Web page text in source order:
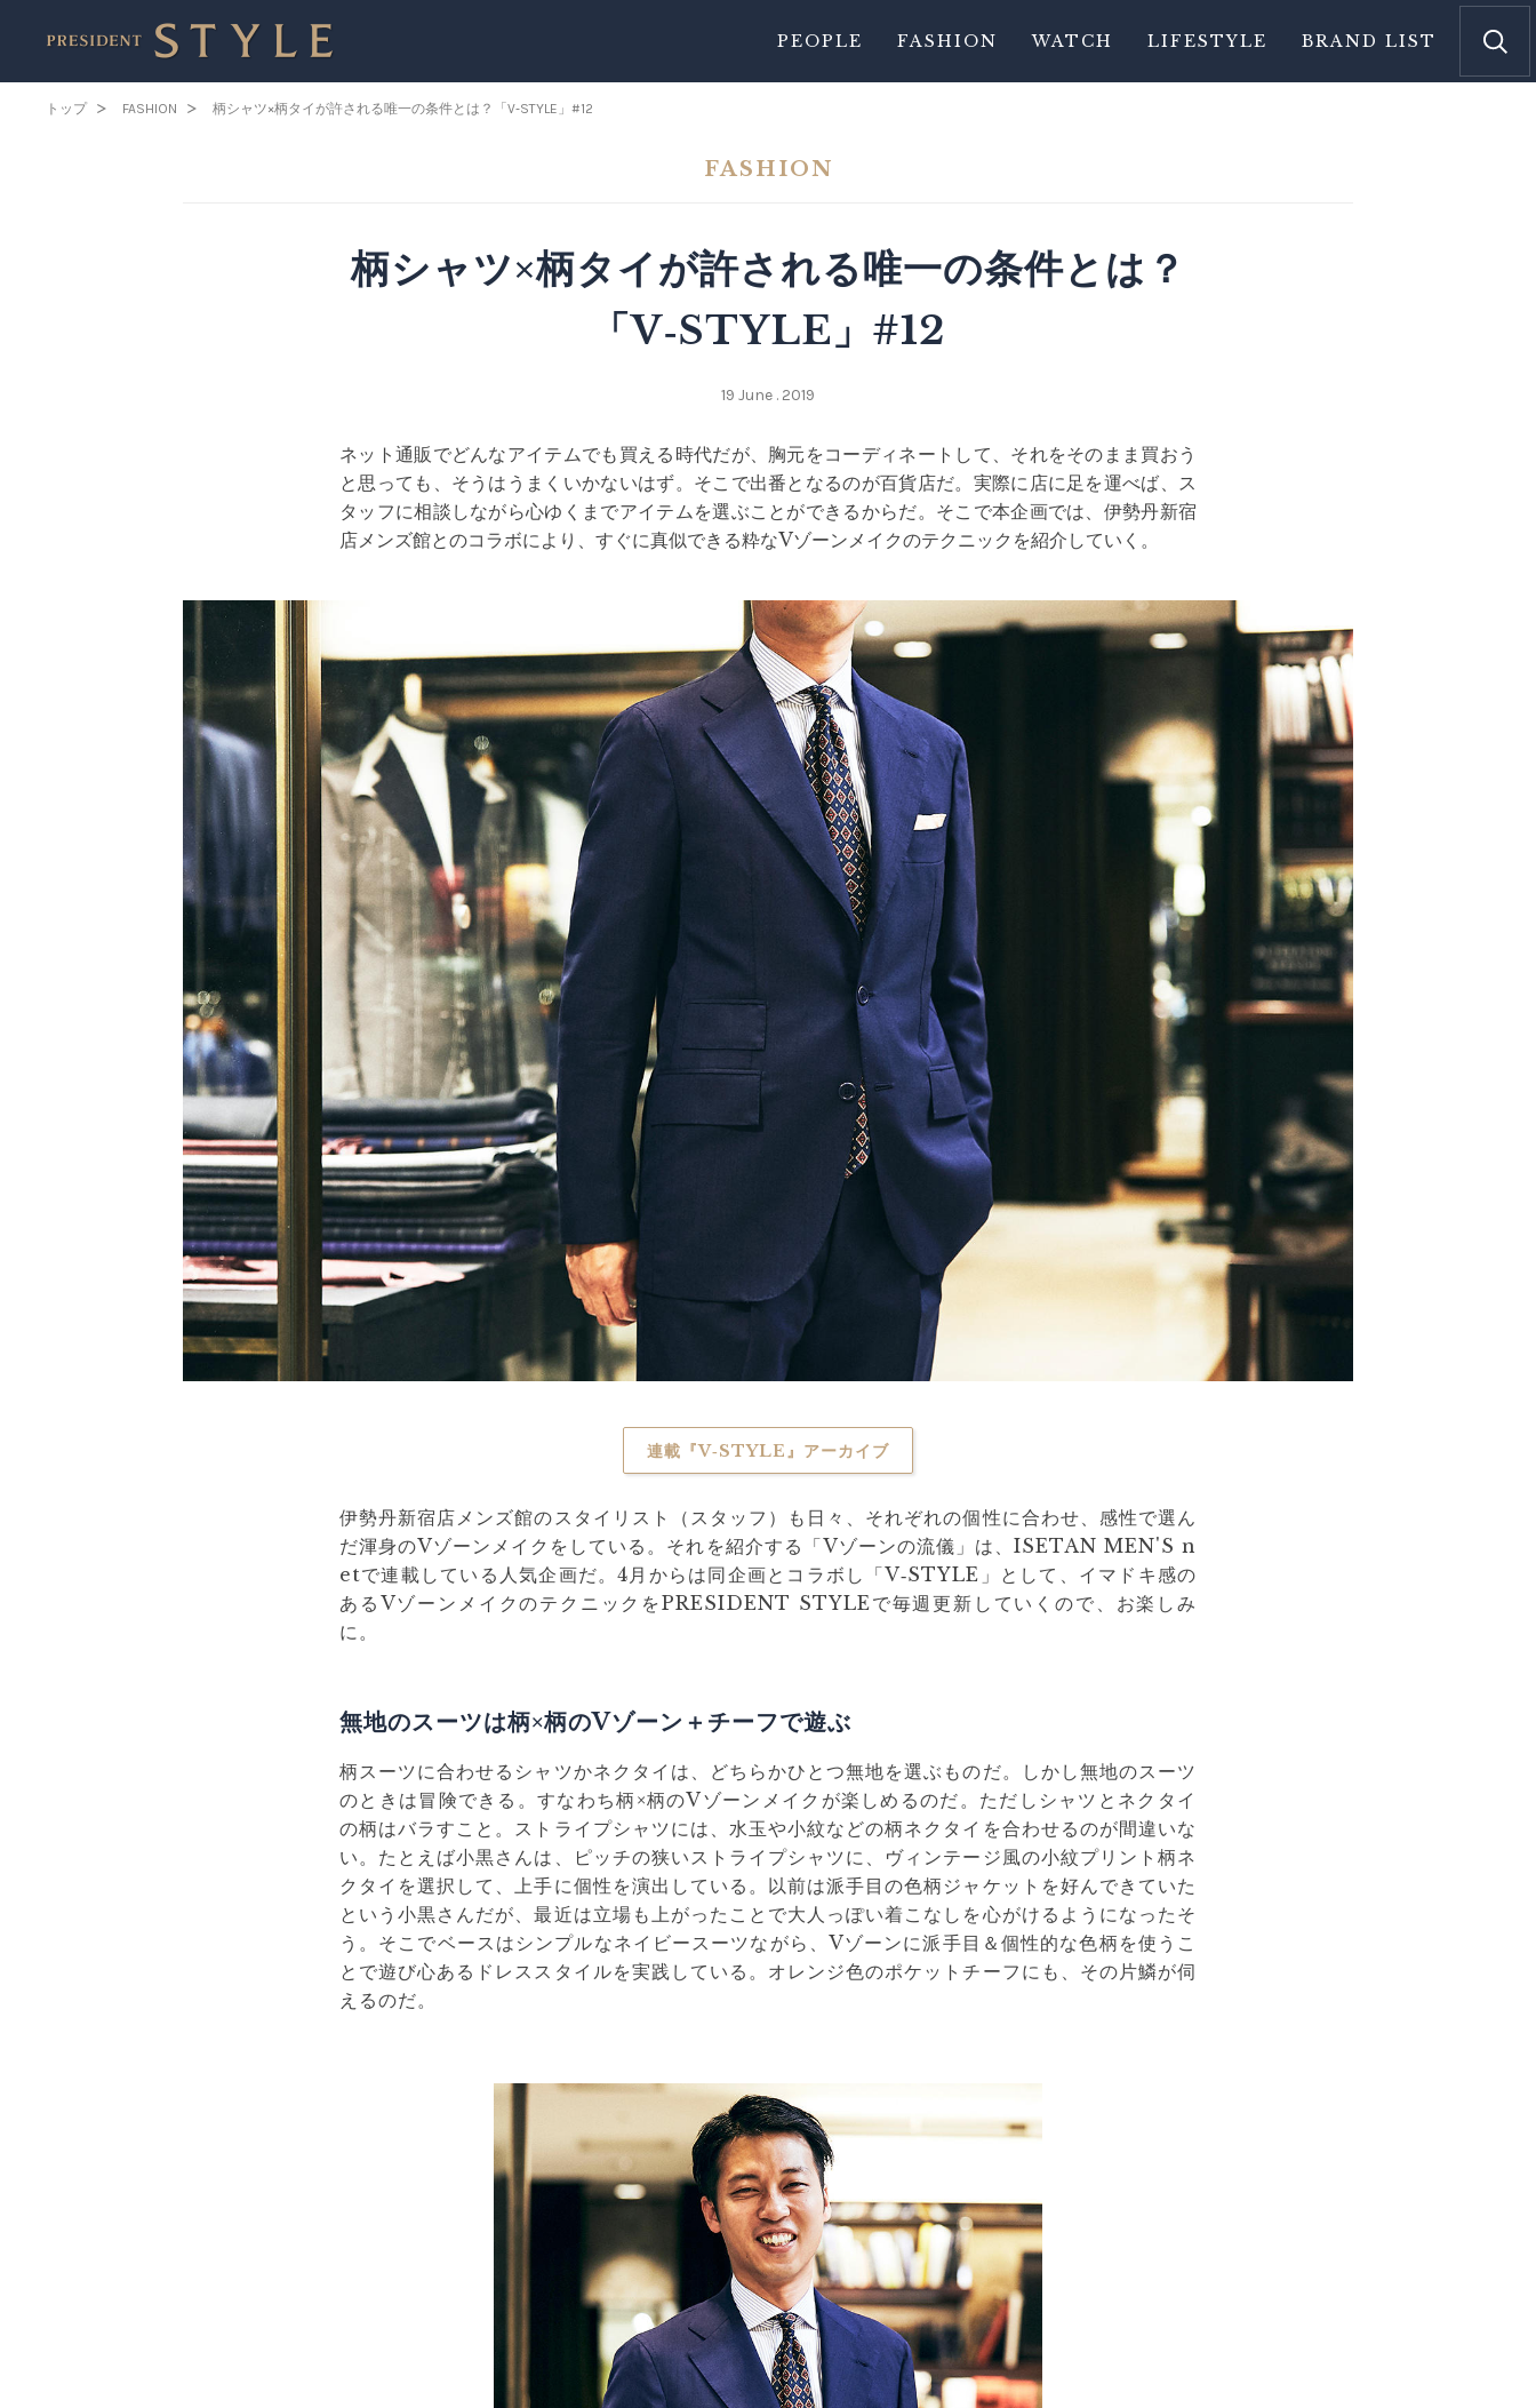
PEOPLE FASHION WATCH LIFESTYLE BRAND LIST
トップ FASHION 柄シャツ×柄タイが許される唯一の条件とは？「V‐STYLE」#12
FASHION
柄シャツ×柄タイが許される唯一の条件とは？
「V‐STYLE」#12
19 June . 2019
ネット通販でどんなアイテムでも買える時代だが、胸元をコーディネートして、それをそのまま買おう
と思っても、そうはうまくいかないはず。そこで出番となるのが百貨店だ。実際に店に足を運べば、ス
タッフに相談しながら心ゆくまでアイテムを選ぶことができるからだ。そこで本企画では、伊勢丹新宿
店メンズ館とのコラボにより、すぐに真似できる粋なVゾーンメイクのテクニックを紹介していく。
連載『V‐STYLE』アーカイブ
伊勢丹新宿店メンズ館のスタイリスト（スタッフ）も日々、それぞれの個性に合わせ、感性で選ん
だ渾身のVゾーンメイクをしている。それを紹介する「Vゾーンの流儀」は、ISETAN MEN'S n
etで連載している人気企画だ。4月からは同企画とコラボし「V‐STYLE」として、イマドキ感の
あるVゾーンメイクのテクニックをPRESIDENT STYLEで毎週更新していくので、お楽しみ
に。
無地のスーツは柄×柄のVゾーン＋チーフで遊ぶ
柄スーツに合わせるシャツかネクタイは、どちらかひとつ無地を選ぶものだ。しかし無地のスーツ
のときは冒険できる。すなわち柄×柄のVゾーンメイクが楽しめるのだ。ただしシャツとネクタイ
の柄はバラすこと。ストライプシャツには、水玉や小紋などの柄ネクタイを合わせるのが間違いな
い。たとえば小黒さんは、ピッチの狭いストライプシャツに、ヴィンテージ風の小紋プリント柄ネ
クタイを選択して、上手に個性を演出している。以前は派手目の色柄ジャケットを好んできていた
という小黒さんだが、最近は立場も上がったことで大人っぽい着こなしを心がけるようになったそ
う。そこでベースはシンプルなネイビースーツながら、Vゾーンに派手目＆個性的な色柄を使うこ
とで遊び心あるドレススタイルを実践している。オレンジ色のポケットチーフにも、その片鱗が伺
えるのだ。